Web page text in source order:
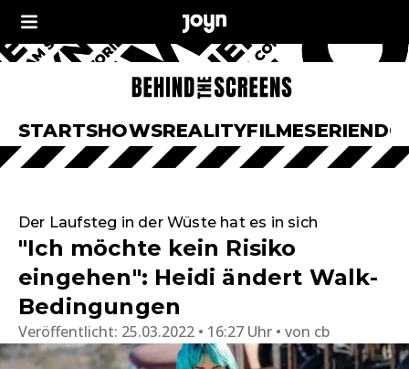
STARTSHOWSREALITYFILMESERIEN
Der Laufsteg in der Wüste hat es in sich
"Ich möchte kein Risiko
eingehen": Heidi ändert Walk-
Bedingungen
Veröffentlicht: 25.03.2022 • 16:27 Uhr von cb